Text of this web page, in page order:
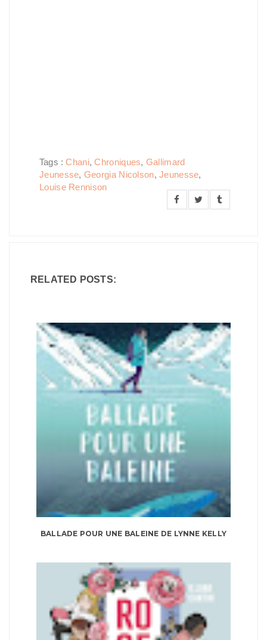
Tags :Chani,Chroniques, Gallimard
Jeunesse, Georgia Nicolson,Jeunesse,
Louise Rennison
RELATED POSTS:
BALLADE POUR UNE BALEINE DE LYNNE KELLY